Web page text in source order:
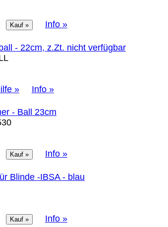
Info »
- 22cm, z.Zt. nicht verfügbar
» Info »
- Ball 23cm
Info »
Blinde -IBSA - blau
Info »